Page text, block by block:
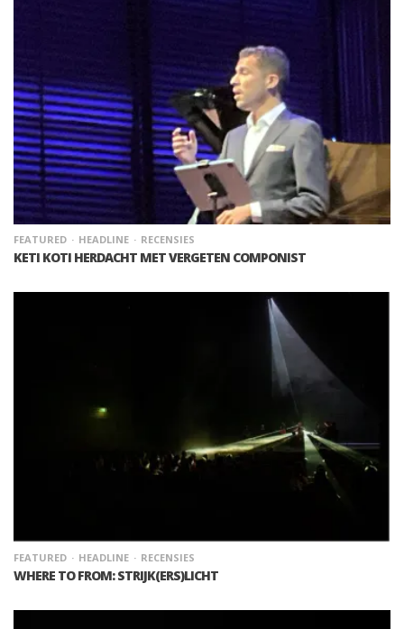
FEATURED HEADLINE RECENSIES
KETI KOTI HERDACHT MET VERGETEN COMPONIST
FEATURED HEADLINE RECENSIES
WHERE TO FROM: STRIJK(ERS)LICHT